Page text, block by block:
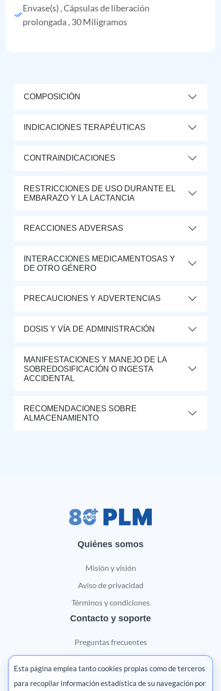
Envase(s) , Cápsulas de liberación
prolongada , 30 Miligramos
COMPOSICIÓN
INDICACIONES TERAPÉUTICAS
CONTRAINDICACIONES
RESTRICCIONES DE USO DURANTE EL
EMBARAZO Y LA LACTANCIA
REACCIONES ADVERSAS
INTERACCIONES MEDICAMENTOSAS Y
DE OTRO GÉNERO
PRECAUCIONES Y ADVERTENCIAS
DOSIS Y VÍA DE ADMINISTRACIÓN
MANIFESTACIONES Y MANEJO DE LA
SOBREDOSIFICACIÓN O INGESTA
ACCIDENTAL
RECOMENDACIONES SOBRE
ALMACENAMIENTO
Quiénes somos
Misión y visión
Aviso de privacidad
Términos y condiciones
Contacto y soporte
Preguntas frecuentes
Contáctanos
Marketing digital
Esta página emplea tanto cookies propias como de terceros
para recopilar información estadística de su navegación por